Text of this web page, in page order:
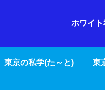
ホワイ
東京の私学(た～と) 東